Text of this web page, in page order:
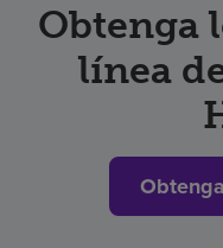
Obtenga
línea